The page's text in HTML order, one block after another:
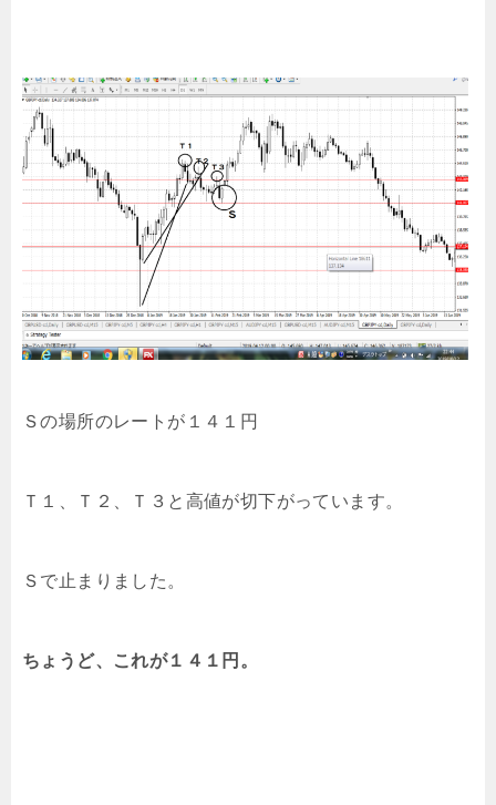
Ｓの場所のレートが１４１円
Ｔ１、Ｔ２、Ｔ３と高値が切下がっています。
Ｓで止まりました。
ちょうど、これが１４１円。